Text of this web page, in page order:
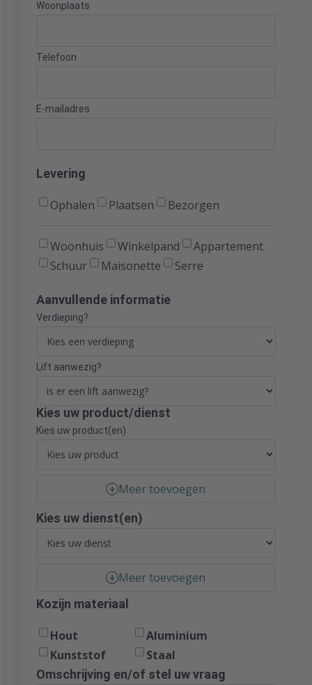
Woonplaats
Telefoon
E-mailadres
Levering
Ophalen Plaatsen Bezorgen
Woonhuis Winkelpand
Appartement
Schuur
Maisonette Serre
Aanvullende informatie
Verdieping?
Lift aanwezig?
Kies uw product/dienst
Kies uw product(en)
Meer toevoegen
Kies uw dienst(en)
Meer toevoegen
Kozijn materiaal
Hout
Aluminium
Kunststof
Staal
Omschrijving en/of stel uw vraag